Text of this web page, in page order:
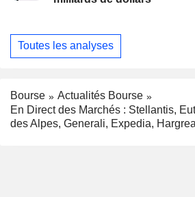
Toutes les analyses
Bourse
Actualités Bourse
En Direct des Marchés : Stellantis,
des Alpes, Generali, Expedia,